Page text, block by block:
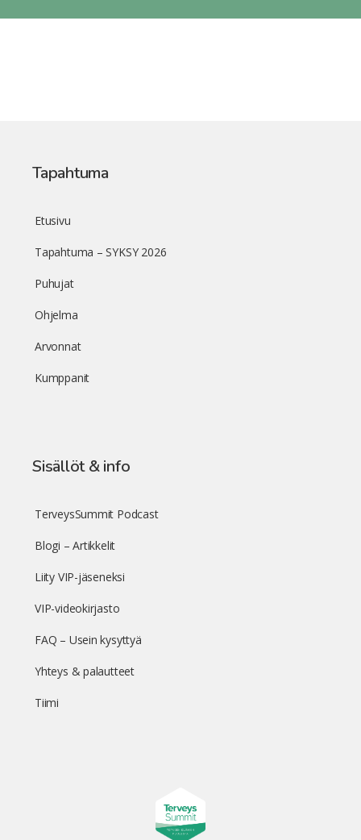
Tapahtuma
Etusivu
Tapahtuma – SYKSY 2026
Puhujat
Ohjelma
Arvonnat
Kumppanit
Sisällöt & info
TerveysSummit Podcast
Blogi – Artikkelit
Liity VIP-jäseneksi
VIP-videokirjasto
FAQ – Usein kysyttyä
Yhteys & palautteet
Tiimi